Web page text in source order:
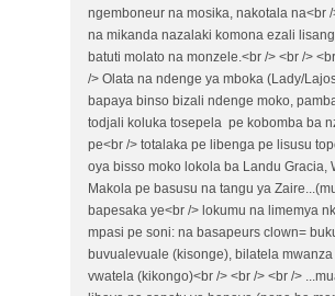
ngemboneur na mosika, nakotala na<br
na mikanda nazalaki komona ezali
batuti molato na monzele.<br /> <br />
/> Olata na ndenge ya mboka (Lady/
bapaya binso bizali ndenge moko,
todjali koluka tosepela pe kobomba ba
pe<br /> totalaka pe libenga pe lisusu
oya bisso moko lokola ba Landu Gracia,
Makola pe basusu na tangu ya
bapesaka ye<br /> lokumu na limemya
mpasi pe soni: na basapeurs clown=
buvualevuale (kisonge), bilatela
vwatela (kikongo)<br /> <br /> <br />